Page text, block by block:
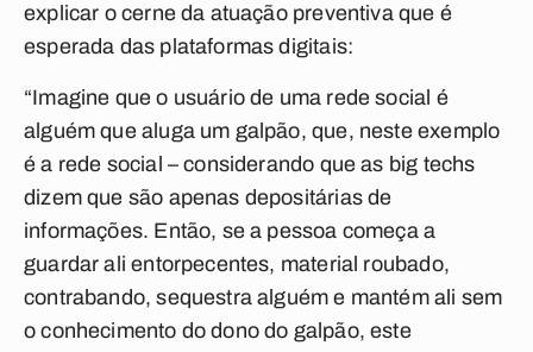
explicar o cerne da atuação preventiva que é
esperada das plataformas digitais:
“Imagine que o usuário de uma rede social é
alguém que aluga um galpão, que, neste exemplo
é a rede social – considerando que as big techs
dizem que são apenas depositárias de
informações. Então, se a pessoa começa a
guardar ali entorpecentes, material roubado,
contrabando, sequestra alguém e mantém ali sem
o conhecimento do dono do galpão, este